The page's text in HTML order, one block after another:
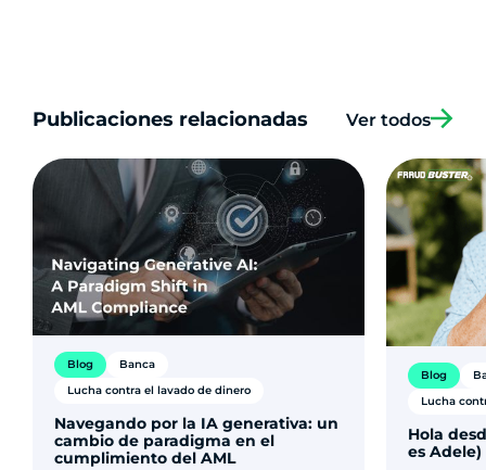
Publicaciones relacionadas Ver todos
Blog
Banca
Lucha contra el lavado de dinero
Navegando por la IA generativa: un
cambio de paradigma en el
cumplimiento del AML
Blog
Lucha
Hola
es Adele)